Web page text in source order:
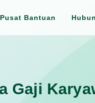
Pusat Bantuan
Gaji